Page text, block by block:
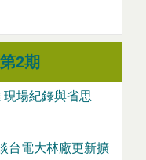
2期
場紀錄與省思
台電大林廠更新擴